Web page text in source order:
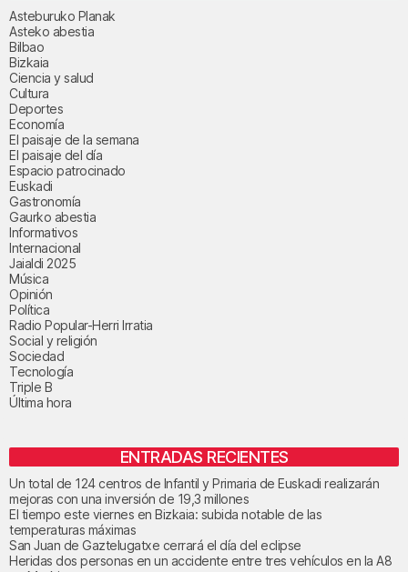
Asteburuko Planak
Asteko abestia
Bilbao
Bizkaia
Ciencia y salud
Cultura
Deportes
Economía
El paisaje de la semana
El paisaje del día
Espacio patrocinado
Euskadi
Gastronomía
Gaurko abestia
Informativos
Internacional
Jaialdi 2025
Música
Opinión
Política
Radio Popular-Herri Irratia
Social y religión
Sociedad
Tecnología
Triple B
Última hora
ENTRADAS RECIENTES
Un total de 124 centros de Infantil y Primaria de Euskadi realizarán
mejoras con una inversión de 19,3 millones
El tiempo este viernes en Bizkaia: subida notable de las
temperaturas máximas
San Juan de Gaztelugatxe cerrará el día del eclipse
Heridas dos personas en un accidente entre tres vehículos en la A8